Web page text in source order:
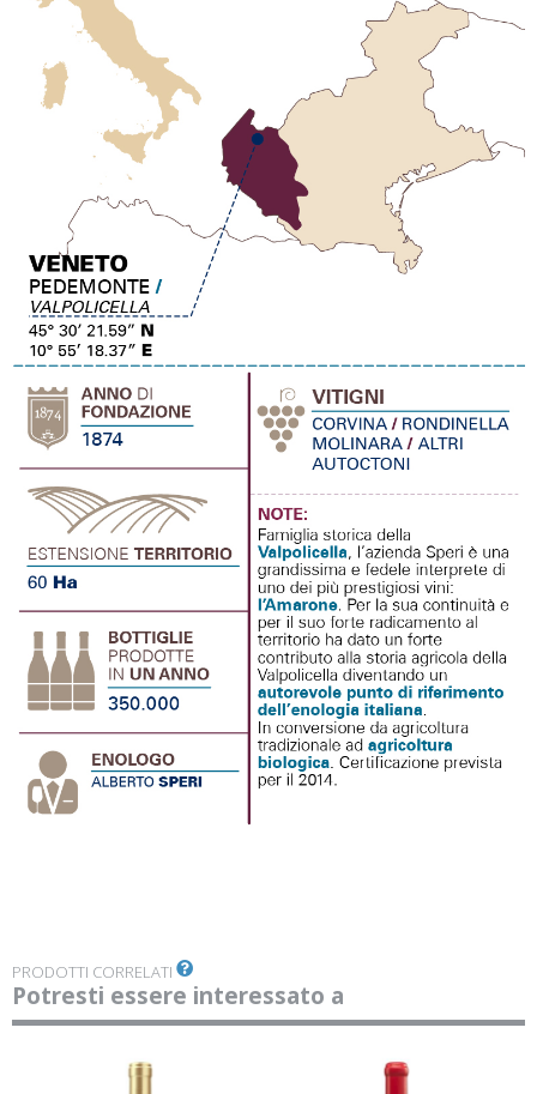
PRODOTTI CORRELATI
Potresti essere interessato a